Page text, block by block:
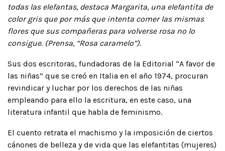
todas las elefantas, destaca Margarita, una elefantita de
color gris que por más que intenta comer las mismas
flores que sus compañeras para volverse rosa no lo
consigue. (Prensa, “Rosa caramelo”).
Sus dos escritoras, fundadoras de la Editorial “A favor de
las niñas” que se creó en Italia en el año 1974, procuran
revindicar y luchar por los derechos de las niñas
empleando para ello la escritura, en este caso, una
literatura infantil que habla de feminismo.
El cuento retrata el machismo y la imposición de ciertos
cánones de belleza y de vida que las elefantitas (mujeres)